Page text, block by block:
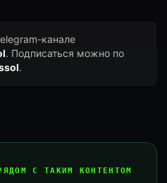
канале
. Подписаться можно по
.
С ТАКИМ КОНТЕНТОМ